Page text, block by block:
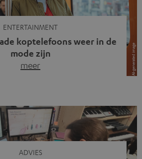
ENTERTAINMENT
koptelefoons weer in de
mode zijn
meer
opvallends. Op straat, in de trein en
dragen steeds meer
met een kabel. De angst voor
Maar wat op het eerste […]
ADVIES